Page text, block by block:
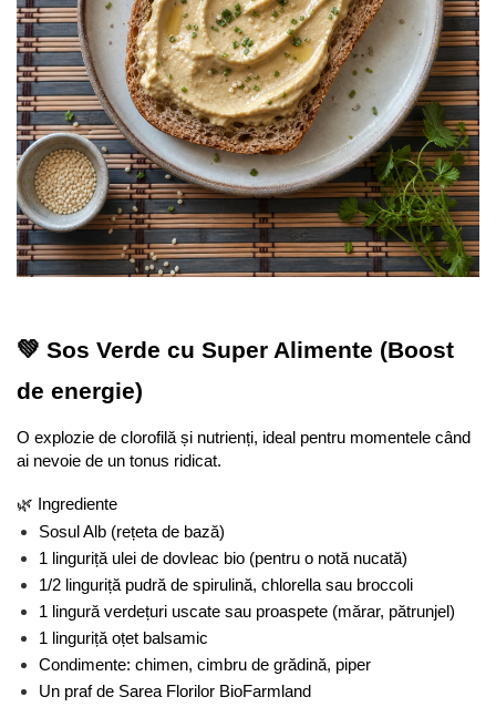
💚 Sos Verde cu Super Alimente (Boost
de energie)
O explozie de clorofilă și nutrienți, ideal pentru momentele când
ai nevoie de un tonus ridicat.
🌿 Ingrediente
Sosul Alb (rețeta de bază)
1 linguriță ulei de dovleac bio (pentru o notă nucată)
1/2 linguriță pudră de spirulină, chlorella sau broccoli
1 lingură verdețuri uscate sau proaspete (mărar, pătrunjel)
1 linguriță oțet balsamic
Condimente: chimen, cimbru de grădină, piper
Un praf de Sarea Florilor BioFarmland